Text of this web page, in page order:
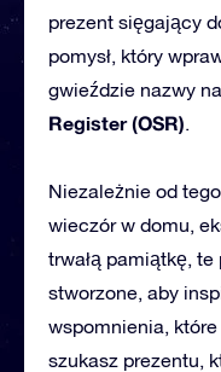
prezent sięgający
pomysł, który
gwieździe nazwy
Register (OSR).
Niezależnie od
wieczór w domu,
trwałą pamiątkę, te
stworzone, aby
wspomnienia,
szukasz prezentu,